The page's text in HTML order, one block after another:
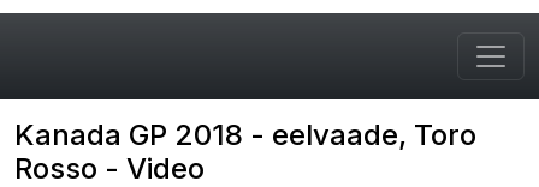
Kanada GP 2018 - eelvaade, Toro
Rosso - Video